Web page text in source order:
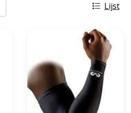
Lijst